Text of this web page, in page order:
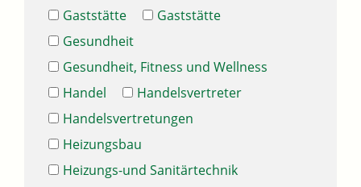
Gaststätte
Gaststätte
Gesundheit
Gesundheit, Fitness und Wellness
Handel
Handelsvertreter
Handelsvertretungen
Heizungsbau
Heizungs-und Sanitärtechnik